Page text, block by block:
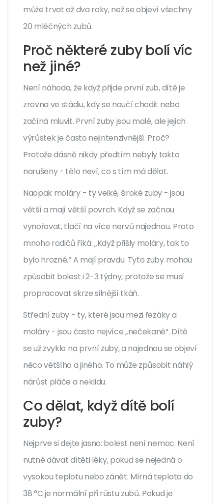
může trvat až dva roky, než se objeví všechny
20 mléčných zubů.
Proč některé zuby bolí víc
než jiné?
Není náhoda, že když přijde první zub, dítě je
zrovna ve stádiu, kdy se naučí chodit nebo
začíná mluvit. První zuby jsou malé, ale jejich
výrůstek je často nejintenzivnější. Proč?
Protože dásně nikdy předtím nebyly takto
narušeny - tělo neví, co s tím má dělat.
Naopak moláry - ty velké, široké zuby - jsou
větší a mají větší povrch. Když se začnou
vynořovat, tlačí na více nervů najednou. Proto
mnoho rodičů říká: „Když přišly moláry, tak to
bylo hrozné.“ A mají pravdu. Tyto zuby mohou
způsobit bolest i 2-3 týdny, protože se musí
propracovat skrze silnější tkáň.
Střední zuby - ty, které jsou mezi řezáky a
moláry - jsou často nejvíce „nečekané“. Dítě
se už zvyklo na první zuby, a najednou se objeví
něco většího a jiného. To může způsobit náhlý
nárůst pláče a neklidu.
Co dělat, když dítě bolí
zuby?
Nejprve si dejte jasno: bolest není nemoc. Není
nutné dávat dítěti léky, pokud se nejedná o
vysokou teplotu nebo zánět. Mírná teplota do
38 °C je normální při růstu zubů. Pokud je